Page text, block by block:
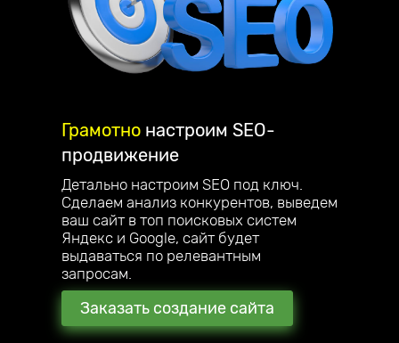
Грамотно настроим SEO-
продвижение
Детально настроим SEO под ключ.
Сделаем анализ конкурентов, выведем
ваш сайт в топ поисковых систем
Яндекс и Google, сайт будет
выдаваться по релевантным
запросам.
Заказать создание сайта